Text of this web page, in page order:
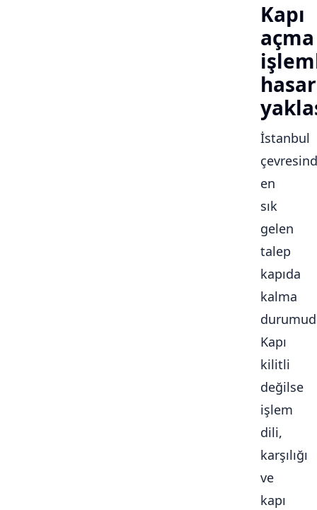
Kapı
açma
İstanbul
en
sık
gelen
talep
kapıda
kalma
Kapı
kilitli
değilse
işlem
dili,
karşılığı
ve
kapı